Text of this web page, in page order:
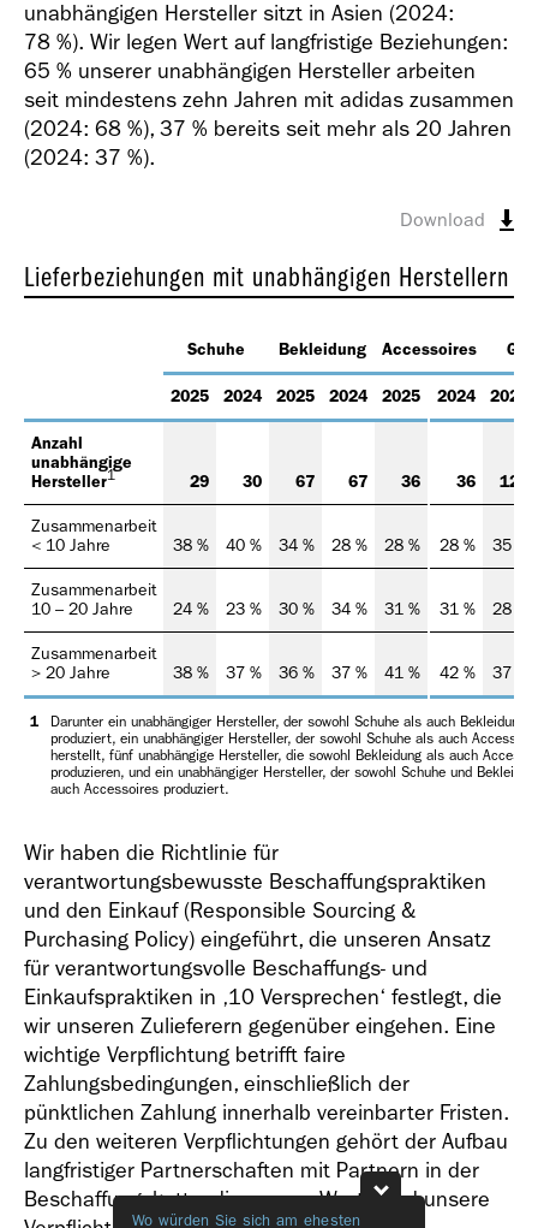
unabhängigen Hersteller sitzt in Asien (2024:
78 %). Wir legen Wert auf langfristige Beziehungen:
65 % unserer unabhängigen Hersteller arbeiten
seit mindestens zehn Jahren mit adidas zusammen
(2024: 68 %), 37 % bereits seit mehr als 20 Jahren
(2024: 37 %).
Download
Lieferbeziehungen mit unabhängigen Herstellern
Schuhe Bekleidung Accessoires
2025 2024 2025 2024 2025 2024 2025
Anzahl
unabhängige
Hersteller1 29 30 67 67 36 36 123
Zusammenarbeit
< 10 Jahre
38 % 40 % 34 % 28 % 28 % 28 % 35 %
Zusammenarbeit
10 – 20 Jahre
24 % 23 % 30 % 34 % 31 % 31 % 28 %
Zusammenarbeit
> 20 Jahre
38 % 37 % 36 % 37 % 41 % 42 % 37 %
1
Darunter ein unabhängiger Hersteller, der sowohl Schuhe als auch Bekleidung
produziert, ein unabhängiger Hersteller, der sowohl Schuhe als auch
herstellt, fünf unabhängige Hersteller, die sowohl Bekleidung als auch
produzieren, und ein unabhängiger Hersteller, der sowohl Schuhe und
auch Accessoires produziert.
Wir haben die Richtlinie für
verantwortungsbewusste Beschaffungspraktiken
und den Einkauf (Responsible Sourcing &
Purchasing Policy) eingeführt, die unseren Ansatz
für verantwortungsvolle Beschaffungs- und
Einkaufspraktiken in ‚10 Versprechen‘ festlegt, die
wir unseren Zulieferern gegenüber eingehen. Eine
wichtige Verpflichtung betrifft faire
Zahlungsbedingungen, einschließlich der
pünktlichen Zahlung innerhalb vereinbarter Fristen.
Zu den weiteren Verpflichtungen gehört der Aufbau
langfristiger Partnerschaften mit Partnern in der
Beschaffungskette, die unsere Werte und unsere
Wo würden Sie sich am ehesten